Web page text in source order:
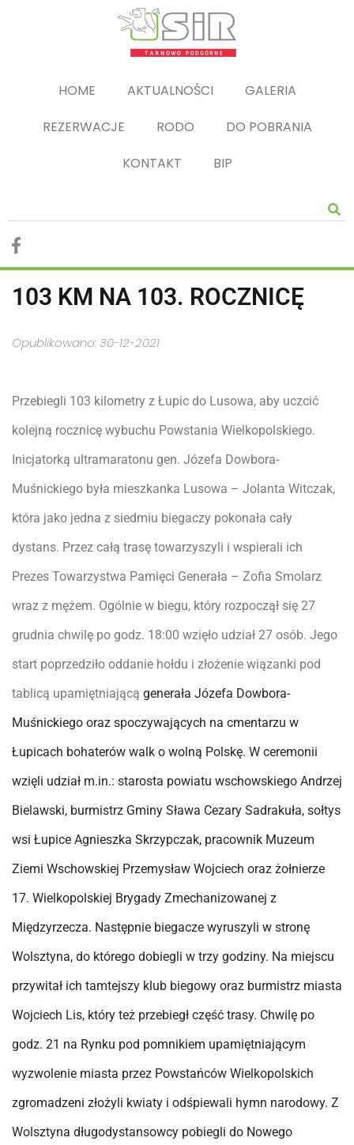
HOME AKTUALNOŚCI
GALERIA
REZERWACJE
RODO
DO POBRANIA
KONTAKT
BIP
103 KM NA 103. ROCZNICĘ
Opublikowano: 30-12-2021
Przebiegli 103 kilometry z Łupic do Lusowa, aby uczcić
kolejną rocznicę wybuchu Powstania Wielkopolskiego.
Inicjatorką ultramaratonu gen. Józefa Dowbora-
Muśnickiego była mieszkanka Lusowa – Jolanta Witczak,
która jako jedna z siedmiu biegaczy pokonała cały
dystans. Przez całą trasę towarzyszyli i wspierali ich
Prezes Towarzystwa Pamięci Generała – Zofia Smolarz
wraz z mężem. Ogólnie w biegu, który rozpoczął się 27
grudnia chwilę po godz. 18:00 wzięło udział 27 osób. Jego
start poprzedziło oddanie hołdu i złożenie wiązanki pod
tablicą upamiętniającą generała Józefa Dowbora-
Muśnickiego oraz spoczywających na cmentarzu w
Łupicach bohaterów walk o wolną Polskę. W ceremonii
wzięli udział m.in.: starosta powiatu wschowskiego Andrzej
Bielawski, burmistrz Gminy Sława Cezary Sadrakuła, sołtys
wsi Łupice Agnieszka Skrzypczak, pracownik Muzeum
Ziemi Wschowskiej Przemysław Wojciech oraz żołnierze
17. Wielkopolskiej Brygady Zmechanizowanej z
Międzyrzecza. Następnie biegacze wyruszyli w stronę
Wolsztyna, do którego dobiegli w trzy godziny. Na miejscu
przywitał ich tamtejszy klub biegowy oraz burmistrz miasta
Wojciech Lis, który też przebiegł część trasy. Chwilę po
godz. 21 na Rynku pod pomnikiem upamiętniającym
wyzwolenie miasta przez Powstańców Wielkopolskich
zgromadzeni złożyli kwiaty i odśpiewali hymn narodowy. Z
Wolsztyna długodystansowcy pobiegli do Nowego